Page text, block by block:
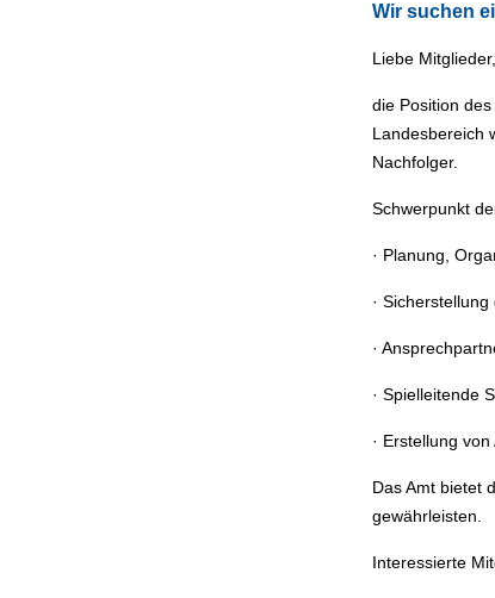
Wir suchen
Liebe Mitglieder,
die Position
Landesbereich
Nachfolger.
Schwerpunkt
· Planung,
·
·
· Spielleitende
· Erstellung
Das Amt bietet
gewährleisten.
Interessierte